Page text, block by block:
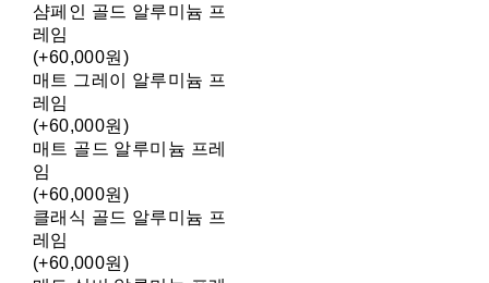
샴페인 골드 알루미늄 프
레임
(+60,000원)
매트 그레이 알루미늄 프
레임
(+60,000원)
매트 골드 알루미늄 프레
임
(+60,000원)
클래식 골드 알루미늄 프
레임
(+60,000원)